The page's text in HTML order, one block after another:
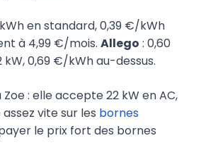
en standard, 0,39 €/kWh
à 4,99 €/mois. Allego : 0,60
0,69 €/kWh au-dessus.
: elle accepte 22 kW en AC,
vite sur les bornes
le prix fort des bornes